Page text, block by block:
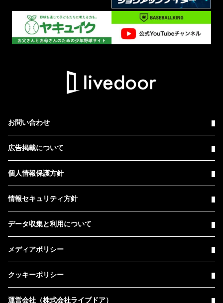
お問い合わせ
広告掲載について
個人情報保護方針
情報セキュリティ方針
データ収集と利用について
メディアポリシー
クッキーポリシー
運営会社（株式会社ライブドア）